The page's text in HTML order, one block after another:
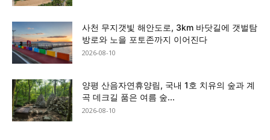
사천 무지갯빛 해안도로, 3km 바닷길에 갯벌탐
방로와 노을 포토존까지 이어진다
2026-08-10
양평 산음자연휴양림, 국내 1호 치유의 숲과 계
곡 데크길 품은 여름 숲...
2026-08-10